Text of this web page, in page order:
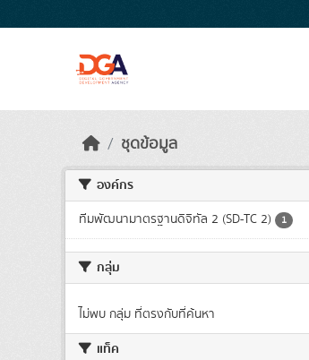
ชุดข้อมูล
องค์กร
ทีมพัฒนามาตรฐานดิจิทัล 2 (SD-TC 2) 1
กลุ่ม
ไม่พบ กลุ่ม ที่ตรงกับที่ค้นหา
แท็ค